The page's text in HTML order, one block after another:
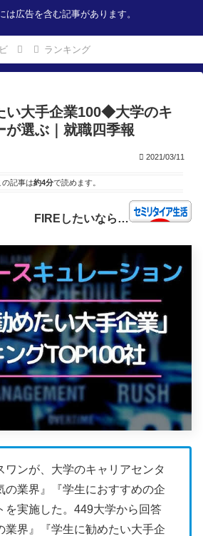
は広告を含む記事があります。
ランキング
大手企業100◆大学のキ
が選ぶ｜就職四季報
2021/03/11
の記事は約4分で読めます。
FIREしたいなら…
ワンが、大学のキャリアセンタ
の業界』『学生におすすめの企
を実施した。449大学から回答
業界』『学生に勧めたい大手企